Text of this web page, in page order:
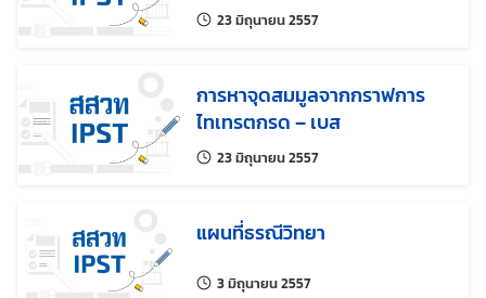
23 มิถุนายน 2557แก้ไขล่าสุดเมื่อ:
การหาจุดสมมูลจากกราฟการ
ไทเทรตกรด – เบส
23 มิถุนายน 2557แก้ไขล่าสุดเมื่อ:
แผนที่ธรณีวิทยา
3 มิถุนายน 2557แก้ไขล่าสุดเมื่อ: